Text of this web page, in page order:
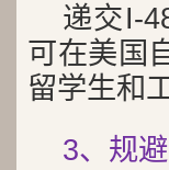
递交I-
可在美国
留学生和
3、规